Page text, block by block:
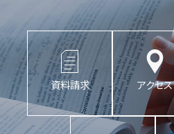
資料請求 アクセス